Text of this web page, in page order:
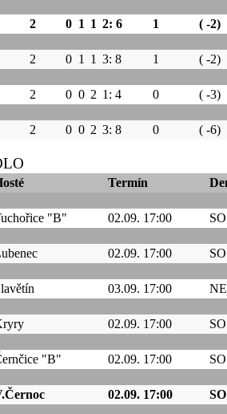
2 0 1 1 2: 6 1 ( -2)
2 0 1 1 3: 8 1 ( -2)
2 0 0 2 1: 4 0 ( -3)
2 0 0 2 3: 8 0 ( -6)
Termín
"B" 02.09. 17:00 SO
02.09. 17:00 SO
03.09. 17:00 NE
02.09. 17:00 SO
"B" 02.09. 17:00 SO
02.09. 17:00 SO